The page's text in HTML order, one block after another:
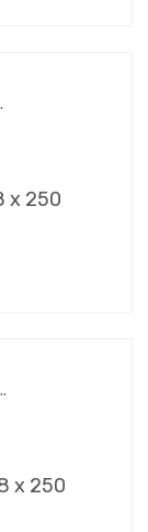
x 250
x 250